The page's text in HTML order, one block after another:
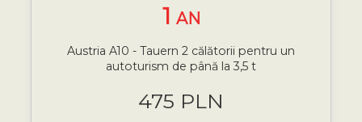
1 AN
Austria A10 - Tauern 2 călătorii pentru un
autoturism de până la 3,5 t
475 PLN